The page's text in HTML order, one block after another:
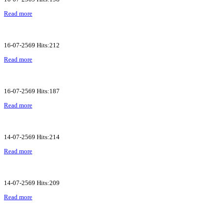
Read more
16-07-2569 Hits:212
Read more
16-07-2569 Hits:187
Read more
14-07-2569 Hits:214
Read more
14-07-2569 Hits:209
Read more